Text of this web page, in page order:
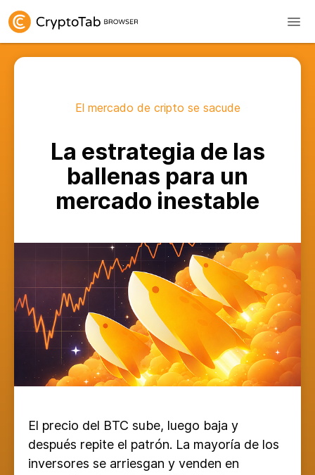
El mercado de cripto se sacude
La estrategia de las
ballenas para un
mercado inestable
El precio del BTC sube, luego baja y
después repite el patrón. La mayoría de los
inversores se arriesgan y venden en